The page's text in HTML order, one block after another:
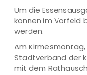
Um die
können im Vorfeld
werden.
Am Kirmesmontag,
Stadtverband der
mit dem